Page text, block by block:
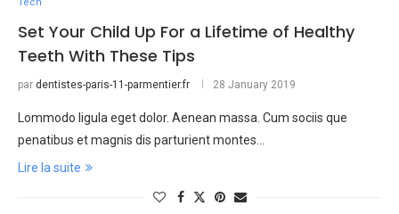
Tech
Set Your Child Up For a Lifetime of Healthy
Teeth With These Tips
par dentistes-paris-11-parmentier.fr 28 January 2019
Lommodo ligula eget dolor. Aenean massa. Cum sociis que
penatibus et magnis dis parturient montes…
Lire la suite